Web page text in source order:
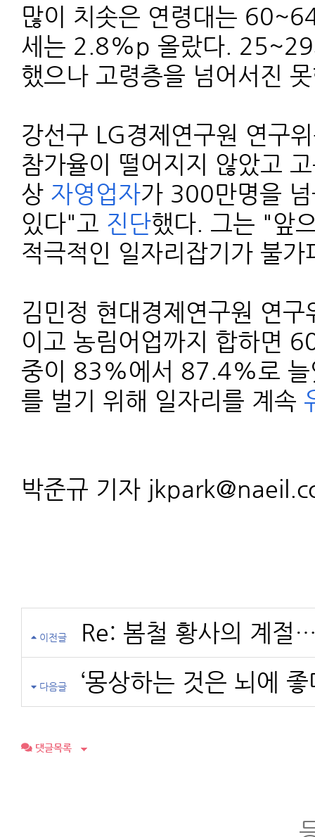
많이 치솟은 연령대는
세는 2.8%p 올랐다. 25~29
했으나 고령층을 넘어서진
강선구 LG경제연구원 연구
참가율이 떨어지지 않았고
상 자영업자가 300만명을
있다"고 진단했다. 그는 "앞
적극적인 일자리잡기가 불
김민정 현대경제연구원 연
이고 농림어업까지 합하면
중이 83%에서 87.4%로
를 벌기 위해 일자리를 계속
박준규 기자
이전글 Re: 봄철 황사의 계절
다음글 ‘몽상하는 것은 뇌에 좋
댓글목록